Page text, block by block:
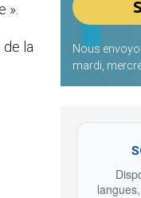
».
la
Nous
mardi,